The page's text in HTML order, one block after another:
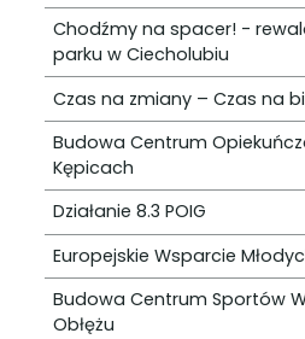
Chodźmy na spacer! -
parku w Ciecholubiu
Czas na zmiany – Czas na
Budowa Centrum
Kępicach
Działanie 8.3 POIG
Europejskie Wsparcie
Budowa Centrum Sportów
Obłężu